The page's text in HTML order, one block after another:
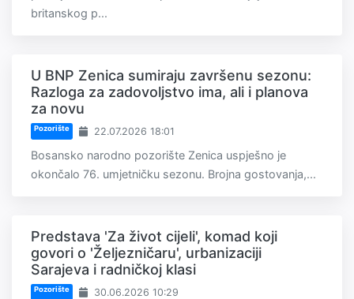
britanskog p...
U BNP Zenica sumiraju završenu sezonu:
Razloga za zadovoljstvo ima, ali i planova
za novu
Pozorište 22.07.2026 18:01
Bosansko narodno pozorište Zenica uspješno je
okončalo 76. umjetničku sezonu. Brojna gostovanja,...
Predstava 'Za život cijeli', komad koji
govori o 'Željezničaru', urbanizaciji
Sarajeva i radničkoj klasi
Pozorište 30.06.2026 10:29